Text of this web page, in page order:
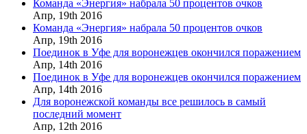
Команда «Энергия» набрала 50 процентов очков
Апр, 19th 2016
Команда «Энергия» набрала 50 процентов очков
Апр, 19th 2016
Поединок в Уфе для воронежцев окончился поражением
Апр, 14th 2016
Поединок в Уфе для воронежцев окончился поражением
Апр, 14th 2016
Для воронежской команды все решилось в самый
последний момент
Апр, 12th 2016